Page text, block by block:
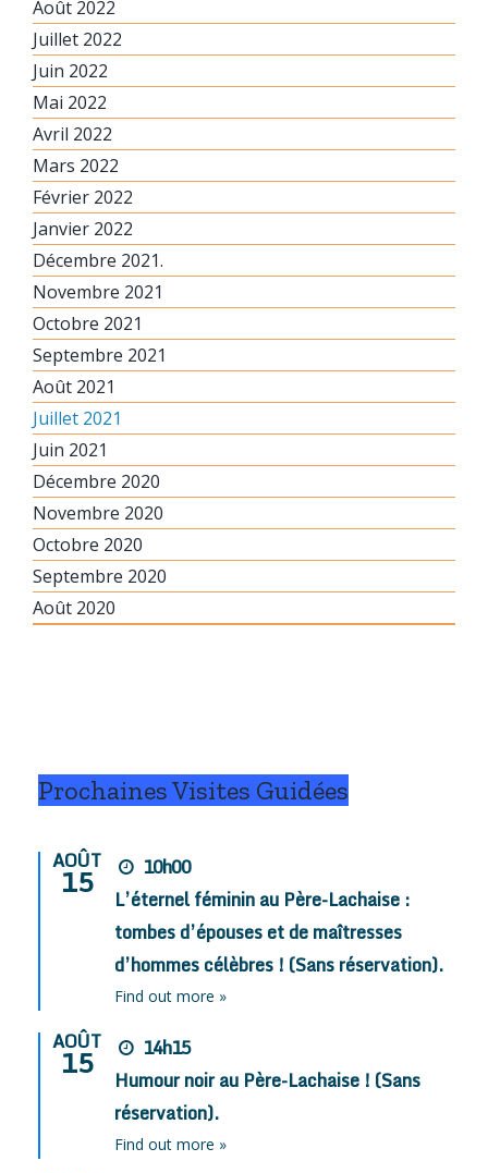
Août 2022
Juillet 2022
Juin 2022
Mai 2022
Avril 2022
Mars 2022
Février 2022
Janvier 2022
Décembre 2021.
Novembre 2021
Octobre 2021
Septembre 2021
Août 2021
Juillet 2021
Juin 2021
Décembre 2020
Novembre 2020
Octobre 2020
Septembre 2020
Août 2020
Prochaines Visites Guidées
AOÛT
15
10h00
L’éternel féminin au Père-Lachaise :
tombes d’épouses et de maîtresses
d’hommes célèbres ! (Sans réservation).
Find out more »
AOÛT
15
14h15
Humour noir au Père-Lachaise ! (Sans
réservation).
Find out more »